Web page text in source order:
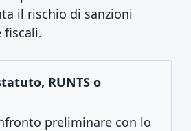
il rischio di sanzioni
fiscali.
RUNTS o
preliminare con lo